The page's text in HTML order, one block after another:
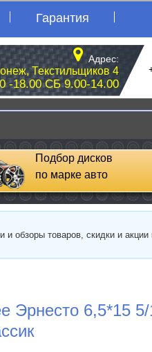
Гарантия
Адрес:
Текстильщиков 4
-18.00 СБ 9.00-14.00
Подбор дисков
по марке авто
и обзоры товаров, скидки и
Эрнесто 6,5*15